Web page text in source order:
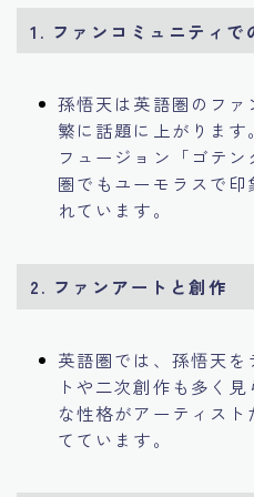
1. ファンコミュニティで
孫悟天は英語圏のファ
繁に話題に上がりま
フュージョン「ゴテ
圏でもユーモラスで
れています。
2. ファンアートと創作
英語圏では、孫悟天
トや二次創作も多く
な性格がアーティス
てています。